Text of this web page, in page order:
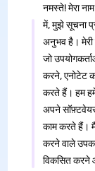
नमस्ते! मेरा
में, मुझे सूचना
अनुभव है। मेरी
जो
करने, एनोटेट
करते हैं। हम
अपने सॉफ़्टवेयर
काम करते हैं।
करने वाले
विकसित करने